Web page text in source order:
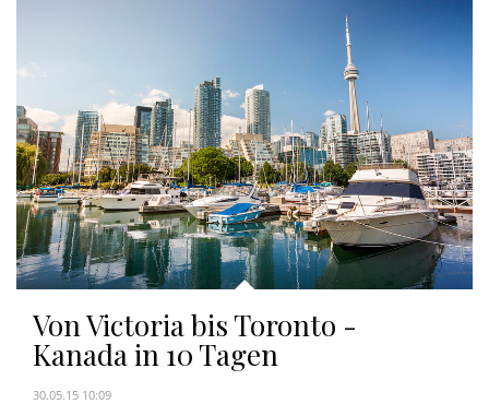
Von Victoria bis Toronto -
Kanada in 10 Tagen
30.05.15 10:09